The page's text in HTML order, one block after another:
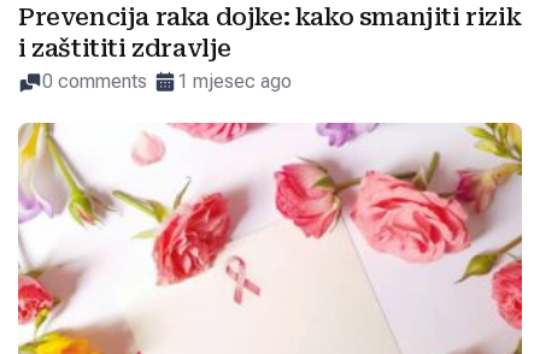
Prevencija raka dojke: kako smanjiti rizik
i zaštititi zdravlje
0 comments 1 mjesec ago